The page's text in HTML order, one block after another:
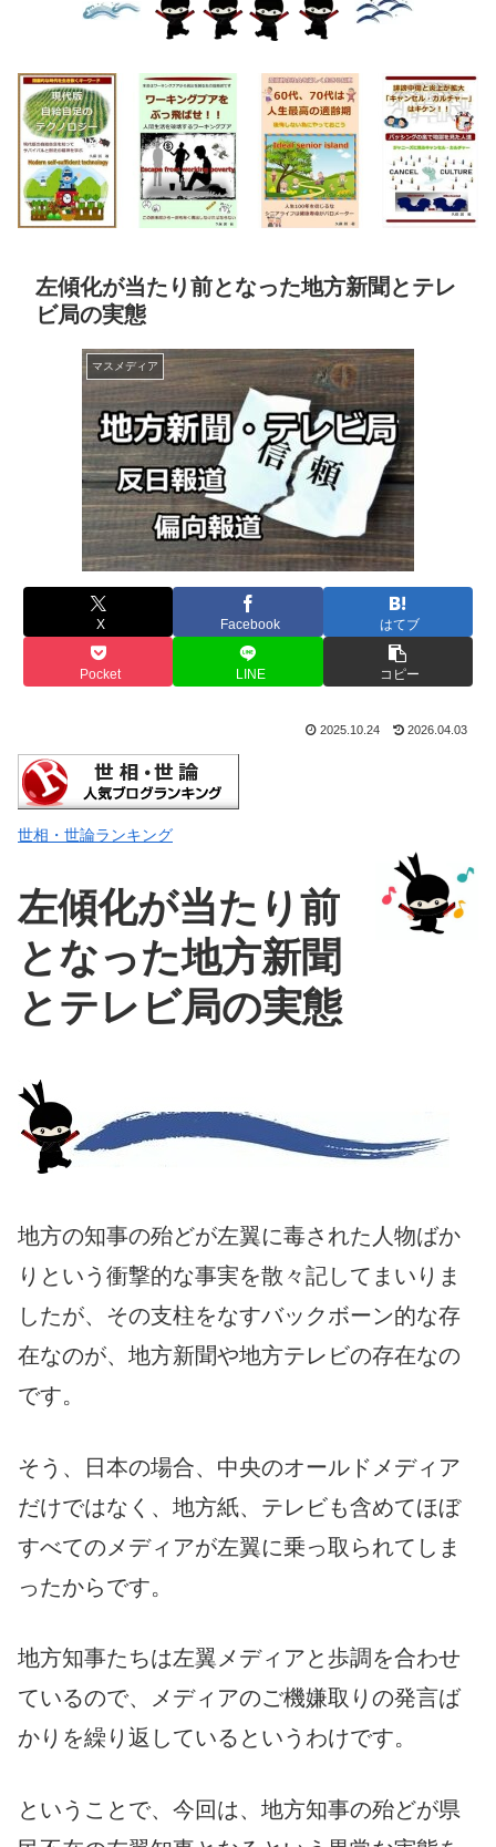
左傾化が当たり前となった地方新聞とテレ
ビ局の実態
マスメディア
X Facebook はてブ
Pocket LINE コピー
2025.10.24 2026.04.03
世相・世論ランキング
左傾化が当たり前
となった地方新聞
とテレビ局の実態
地方の知事の殆どが左翼に毒された人物ばか
りという衝撃的な事実を散々記してまいりま
したが、その支柱をなすバックボーン的な存
在なのが、地方新聞や地方テレビの存在なの
です。
そう、日本の場合、中央のオールドメディア
だけではなく、地方紙、テレビも含めてほぼ
すべてのメディアが左翼に乗っ取られてしま
ったからです。
地方知事たちは左翼メディアと歩調を合わせ
ているので、メディアのご機嫌取りの発言ば
かりを繰り返しているというわけです。
ということで、今回は、地方知事の殆どが県